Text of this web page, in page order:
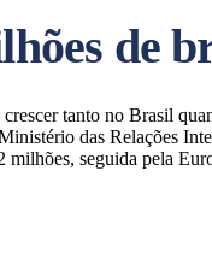
de
tanto no Brasil
das Relações
milhões, seguida pela